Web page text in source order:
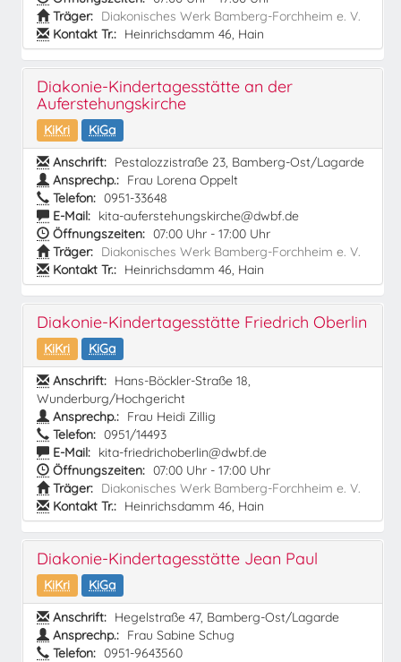
Träger: Diakonisches Werk Bamberg-Forchheim e. V.
Kontakt Tr.: Heinrichsdamm 46, Hain
Diakonie-Kindertagesstätte an der
Auferstehungskirche
KiKri
KiGa
Anschrift: Pestalozzistraße 23, Bamberg-Ost/Lagarde
Ansprechp.: Frau Lorena Oppelt
Telefon: 0951-33648
E-Mail: kita-auferstehungskirche@dwbf.de
Öffnungszeiten: 07:00 Uhr - 17:00 Uhr
Träger: Diakonisches Werk Bamberg-Forchheim e. V.
Kontakt Tr.: Heinrichsdamm 46, Hain
Diakonie-Kindertagesstätte Friedrich Oberlin
KiKri
KiGa
Anschrift: Hans-Böckler-Straße 18,
Wunderburg/Hochgericht
Ansprechp.: Frau Heidi Zillig
Telefon: 0951/14493
E-Mail: kita-friedrichoberlin@dwbf.de
Öffnungszeiten: 07:00 Uhr - 17:00 Uhr
Träger: Diakonisches Werk Bamberg-Forchheim e. V.
Kontakt Tr.: Heinrichsdamm 46, Hain
Diakonie-Kindertagesstätte Jean Paul
KiKri
KiGa
Anschrift: Hegelstraße 47, Bamberg-Ost/Lagarde
Ansprechp.: Frau Sabine Schug
Telefon: 0951-9643560